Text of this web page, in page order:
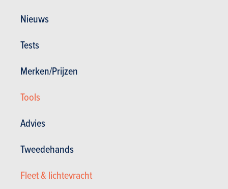
Nieuws
Tests
Merken/Prijzen
Tools
Advies
Tweedehands
Fleet & lichtevracht
Toyota Prius 1.5 VVT-i Hybrid THS Sol Pack (2004)